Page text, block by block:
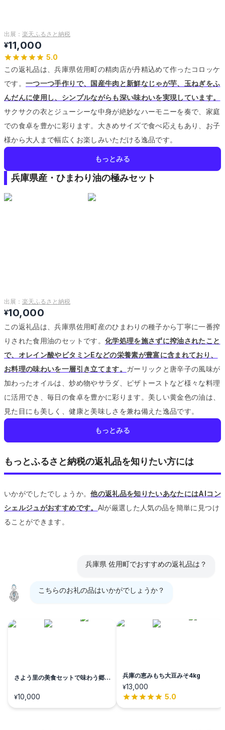
出展： 楽天ふるさと納税
¥11,000
5.0
この返礼品は、兵庫県佐用町の精肉店が丹精込めて作ったコロッケ
です。一つ一つ手作りで、国産牛肉と新鮮なじゃが芋、玉ねぎをふ
んだんに使用し、シンプルながらも深い味わいを実現しています。
サクサクの衣とジューシーな中身が絶妙なハーモニーを奏で、家庭
での食卓を豊かに彩ります。 大きめサイズで食べ応えもあり、お子
様から大人まで幅広くお楽しみいただける逸品です。
もっとみる
兵庫県産・ひまわり油の極みセット
出展： 楽天ふるさと納税
¥10,000
この返礼品は、兵庫県佐用町産のひまわりの種子から丁寧に一番搾
りされた食用油のセットです。 化学処理を施さずに搾油されたこと
で、オレイン酸やビタミンEなどの栄養素が豊富に含まれており、
お料理の味わいを一層引き立てます。 ガーリックと唐辛子の風味が
加わったオイルは、炒め物やサラダ、ピザトーストなど様々な料理
に活用でき、毎日の食卓を豊かに彩ります。 美しい黄金色の油は、
見た目にも美しく、健康と美味しさを兼ね備えた逸品です。
もっとみる
もっとふるさと納税の返礼品を知りたい方には
いかがでしたでしょうか。他の返礼品を知りたいあなたにはAIコン
シェルジュがおすすめです。 AIが厳選した人気の品を簡単に見つけ
ることができます。
兵庫県 佐用町でおすすめの返礼品は？
こちらのお礼の品はいかがでしょうか？
さよう里の美食セットで味わう郷土
¥10,000
兵庫の恵みもち大豆みそ4kg
¥13,000
5.0